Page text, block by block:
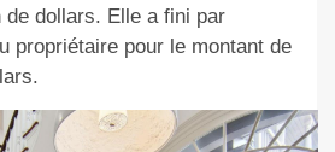
de dollars. Elle a fini par
propriétaire pour le montant de